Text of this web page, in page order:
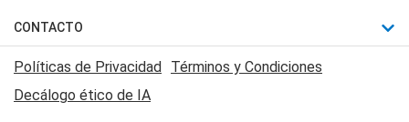
Judiciales
Economia
Trucos caseros
Series y Películas
Edictos y Solicitadas
Mundial
Automovilismo
Rugby
Canal 7 en Vivo
CONTACTO
Acerca de Nosotros
Contactanos
Políticas de Privacidad Términos y Condiciones
Decálogo ético de IA